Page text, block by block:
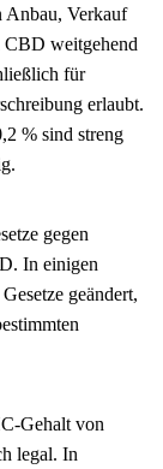
Anbau, Verkauf
CBD weitgehend
für
erlaubt.
% sind streng
gegen
In einigen
geändert,
Gehalt von
legal. In